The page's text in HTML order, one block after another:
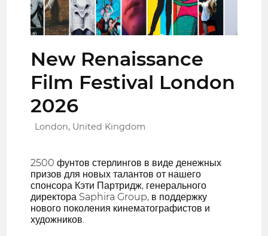
New Renaissance
Film Festival London
2026
London, United Kingdom
2500 фунтов стерлингов в виде денежных
призов для новых талантов от нашего
спонсора Кэти Партридж, генерального
директора Saphira Group, в поддержку
нового поколения кинематографистов и
художников.